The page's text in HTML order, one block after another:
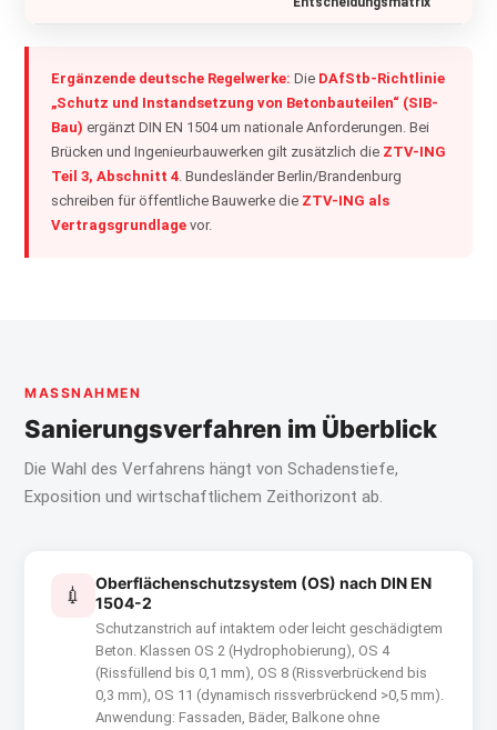
Ergänzende deutsche Regelwerke: Die DAfStb-Richtlinie
„Schutz und Instandsetzung von Betonbauteilen“ (SIB-
Bau) ergänzt DIN EN 1504 um nationale Anforderungen. Bei
Brücken und Ingenieurbauwerken gilt zusätzlich die ZTV-ING
Teil 3, Abschnitt 4. Bundesländer Berlin/Brandenburg
schreiben für öffentliche Bauwerke die ZTV-ING als
Vertragsgrundlage vor.
MASSNAHMEN
Sanierungsverfahren im Überblick
Die Wahl des Verfahrens hängt von Schadenstiefe,
Exposition und wirtschaftlichem Zeithorizont ab.
💉
Oberflächenschutzsystem (OS) nach DIN EN
1504-2
Schutzanstrich auf intaktem oder leicht geschädigtem
Beton. Klassen OS 2 (Hydrophobierung), OS 4
(Rissfüllend bis 0,1 mm), OS 8 (Rissverbrückend bis
0,3 mm), OS 11 (dynamisch rissverbrückend >0,5 mm).
Anwendung: Fassaden, Bäder, Balkone ohne